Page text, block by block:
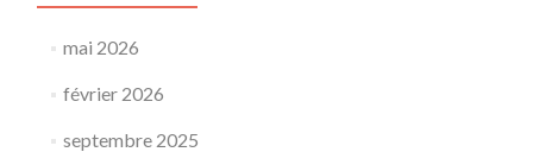
mai 2026
février 2026
septembre 2025